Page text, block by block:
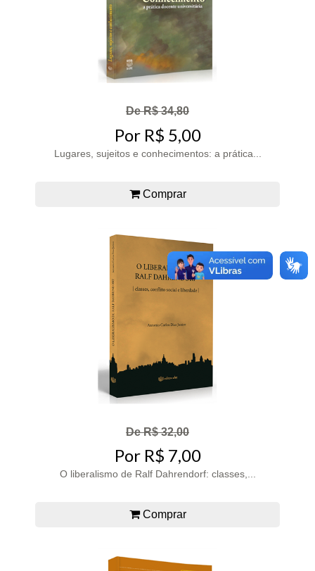
De R$ 34,80
Por R$ 5,00
Lugares, sujeitos e conhecimentos: a prática...
Comprar
De R$ 32,00
Por R$ 7,00
O liberalismo de Ralf Dahrendorf: classes,...
Comprar